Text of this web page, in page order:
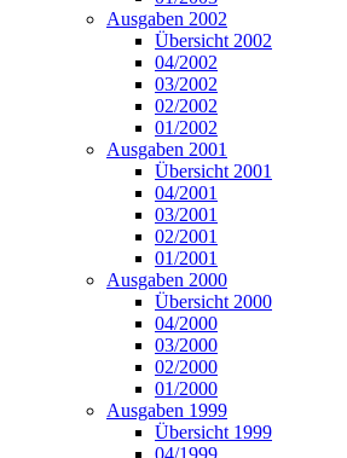
Ausgaben 2002
Übersicht 2002
04/2002
03/2002
02/2002
01/2002
Ausgaben 2001
Übersicht 2001
04/2001
03/2001
02/2001
01/2001
Ausgaben 2000
Übersicht 2000
04/2000
03/2000
02/2000
01/2000
Ausgaben 1999
Übersicht 1999
04/1999